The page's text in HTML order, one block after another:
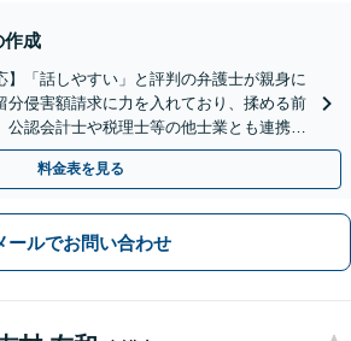
作成
】「話しやすい」と評判の弁護士が親身に
分侵害額請求に力を入れており、揉める前
公認会計士や税理士等の他士業とも連携
ポートいたします。
料金表を見る
ールでお問い合わせ